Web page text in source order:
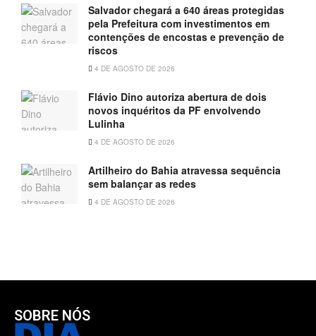
Salvador chegará a 640 áreas protegidas
pela Prefeitura com investimentos em
contenções de encostas e prevenção de
riscos
4 DE AGOSTO DE 2026
Flávio Dino autoriza abertura de dois
novos inquéritos da PF envolvendo
Lulinha
4 DE AGOSTO DE 2026
Artilheiro do Bahia atravessa sequência
sem balançar as redes
4 DE AGOSTO DE 2026
SOBRE NÓS